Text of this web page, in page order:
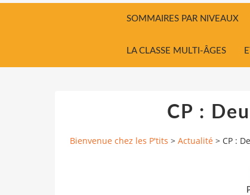
SOMMAIRES PAR NIVEAUX
LA CLASSE MULTI-ÂGES
CP :
Bienvenue chez les P'tits > Actualité > CP :